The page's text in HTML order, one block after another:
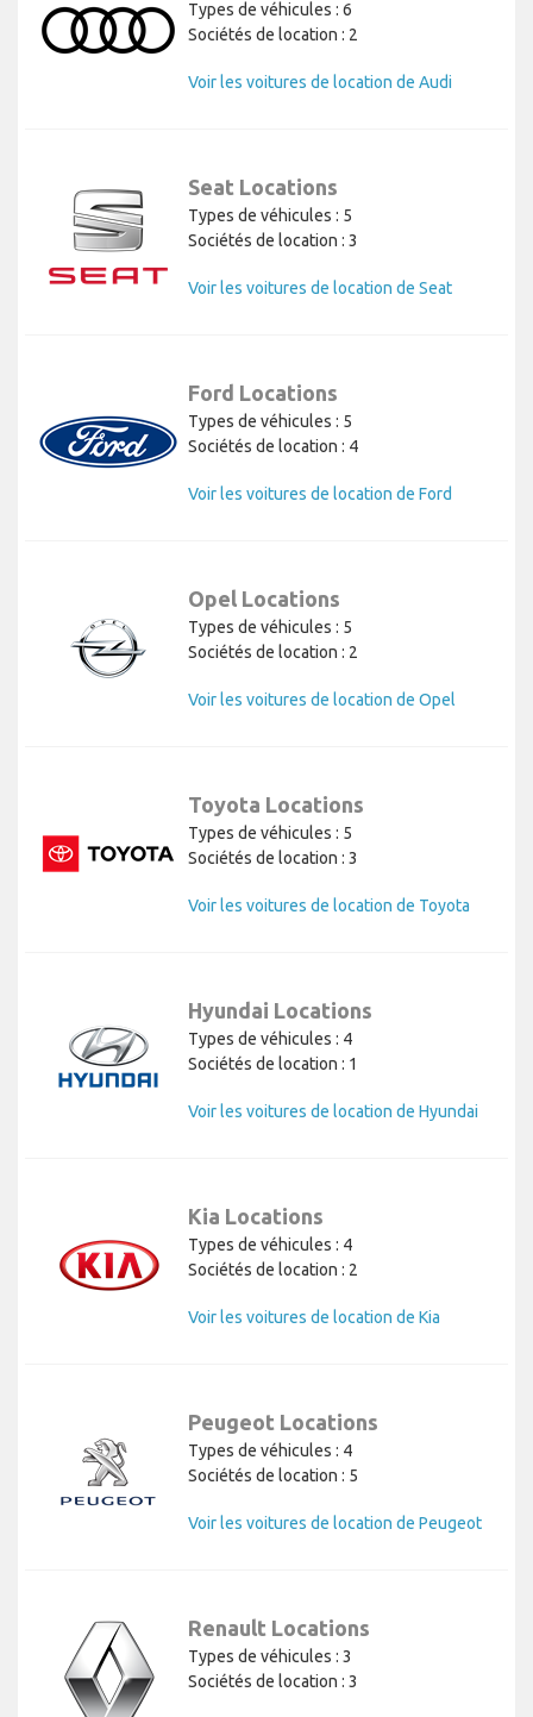
Types de véhicules : 6
Sociétés de location : 2
Voir les voitures de location de Audi
Seat Locations
Types de véhicules : 5
Sociétés de location : 3
Voir les voitures de location de Seat
Ford Locations
Types de véhicules : 5
Sociétés de location : 4
Voir les voitures de location de Ford
Opel Locations
Types de véhicules : 5
Sociétés de location : 2
Voir les voitures de location de Opel
Toyota Locations
Types de véhicules : 5
Sociétés de location : 3
Voir les voitures de location de Toyota
Hyundai Locations
Types de véhicules : 4
Sociétés de location : 1
Voir les voitures de location de Hyundai
Kia Locations
Types de véhicules : 4
Sociétés de location : 2
Voir les voitures de location de Kia
Peugeot Locations
Types de véhicules : 4
Sociétés de location : 5
Voir les voitures de location de Peugeot
Renault Locations
Types de véhicules : 3
Sociétés de location : 3